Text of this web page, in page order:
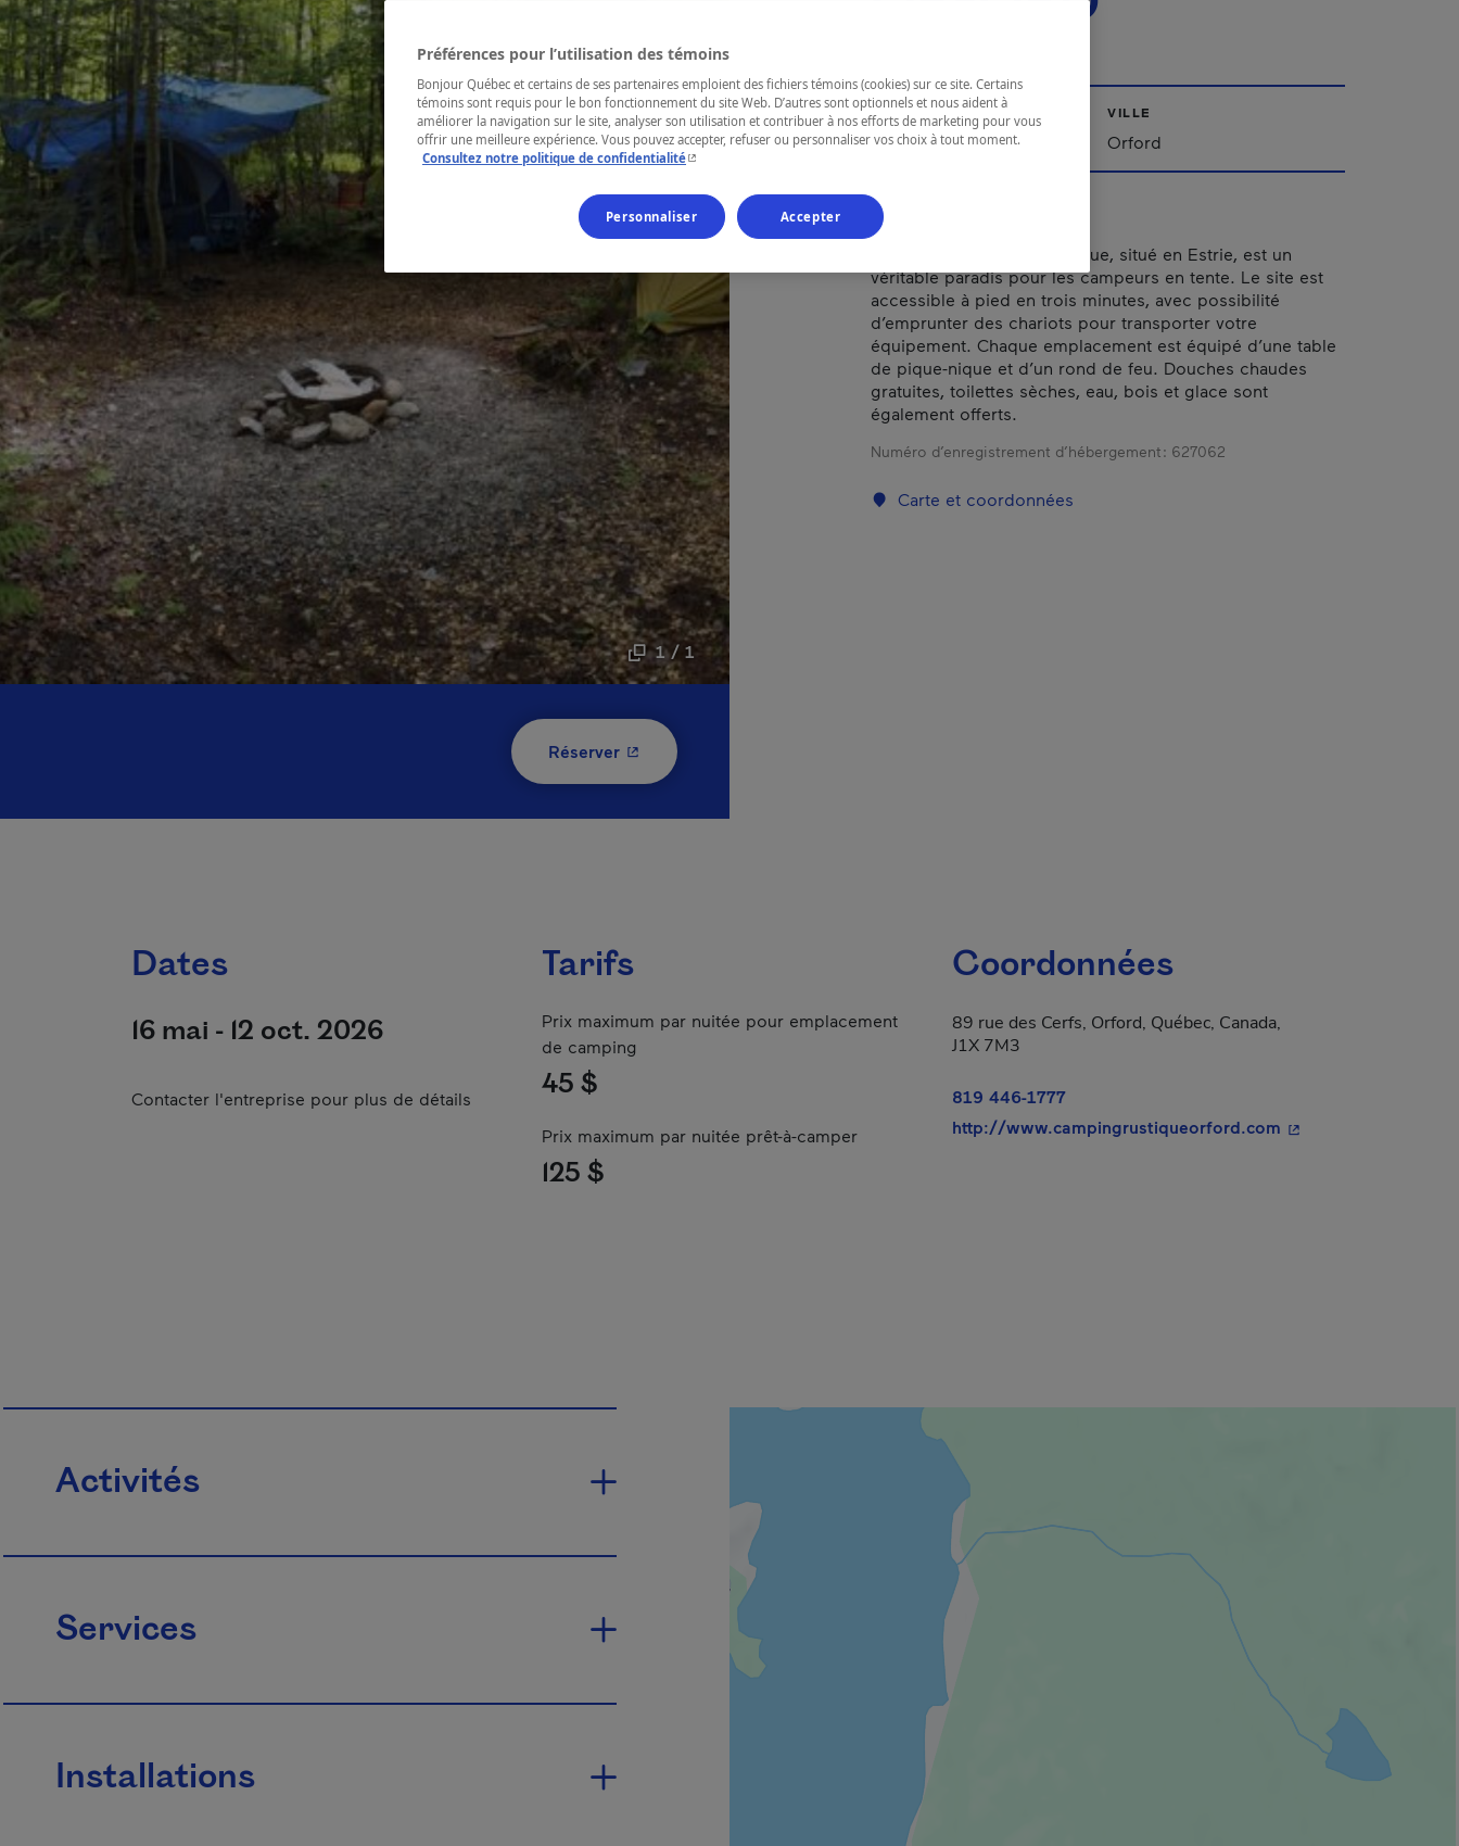
1 / 1
Réserver- Cet hyperlien s'ouvrira dans une nouvelle fenêtre.
RÉGION
Cantons-de-l'Est
VILLE
Orford
Ce terrain de camping unique, situé en Estrie, est un
véritable paradis pour les campeurs en tente. Le site est
accessible à pied en trois minutes, avec possibilité
d’emprunter des chariots pour transporter votre
équipement. Chaque emplacement est équipé d’une table
de pique-nique et d’un rond de feu. Douches chaudes
gratuites, toilettes sèches, eau, bois et glace sont
également offerts.
Numéro d’enregistrement d’hébergement : 627062
Carte et coordonnées
Dates
16 mai - 12 oct. 2026
Contacter l'entreprise pour plus de détails
Tarifs
Prix maximum par nuitée pour emplacement
de camping
45 $
Prix maximum par nuitée prêt-à-camper
125 $
Coordonnées
89 rue des Cerfs, Orford, Québec, Canada,
J1X 7M3
819 446-1777
http://www.campingrustiqueorford.com - Cet hyperlien
Activités
Services
Installations
Préférences pour l’utilisation des témoins
Bonjour Québec et certains de ses partenaires emploient des fichiers témoins (cookies) sur ce site. Certains
témoins sont requis pour le bon fonctionnement du site Web. D’autres sont optionnels et nous aident à
améliorer la navigation sur le site, analyser son utilisation et contribuer à nos efforts de marketing pour vous
offrir une meilleure expérience. Vous pouvez accepter, refuser ou personnaliser vos choix à tout moment.
Consultez notre politique de confidentialité- Cet hyperlien s'ouvrira dans une nouvelle fenêtre.
Personnaliser Accepter